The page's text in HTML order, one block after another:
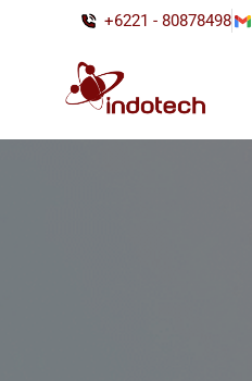
+6221 - 80878498